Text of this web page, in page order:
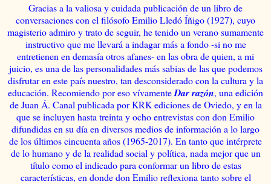
Gracias a la valiosa y cuidada publicación de un libro de
conversaciones con el filósofo Emilio Lledó Íñigo (1927), cuyo
magisterio admiro y trato de seguir, he tenido un verano sumamente
instructivo que me llevará a indagar más a fondo -si no me
entretienen en demasía otros afanes- en las obra de quien, a mi
juicio, es una de las personalidades más sabias de las que podemos
disfrutar en este país nuestro, tan desconsiderado con la cultura y la
educación. Recomiendo por eso vívamenteDar razón, una edición
de Juan Á. Canal publicada por KRK ediciones de Oviedo, y en la
que se incluyen hasta treinta y ocho entrevistas con don Emilio
difundidas en su día en diversos medios de información a lo largo
de los últimos cincuenta años (1965-2017). En tanto que intérprete
de lo humano y de la realidad social y política, nada mejor que un
título como el indicado para conformar un libro de estas
características, en donde don Emilio reflexiona tanto sobre el